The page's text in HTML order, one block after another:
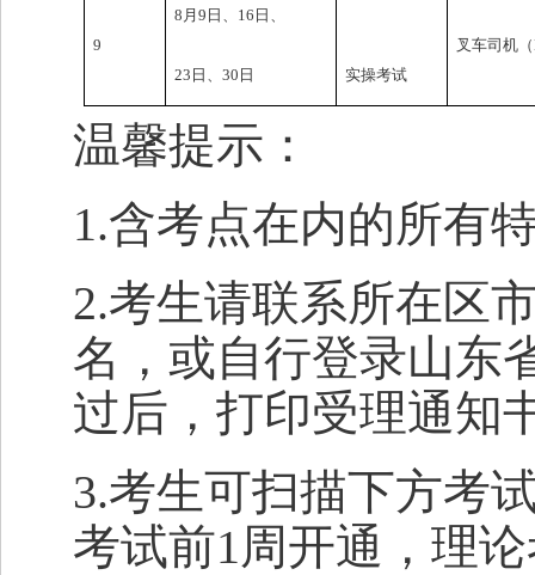
9
8月9日、16日、
23日、30日 实操考试
叉车司机
温馨提示：
1.含考点在内的所有
2.考生请联系所在区
名，或自行登录山东
过后，打印受理通知
3.考生可扫描下方考
考试前1周开通，理